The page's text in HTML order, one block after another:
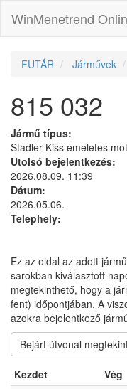
WinMenetrend
FUTÁR Járművek
815 032
Jármű típus:
Stadler Kiss emeletes
Utolsó bejelentkezés:
2026.08.09. 11:39
Dátum:
2026.05.06.
Telephely:
Ez az oldal az adott
sarokban kiválasztott
megtekinthető, hogy a
fent) időpontjában. A
azokra bejelentkező
Bejárt útvonal
Kezdet Vég